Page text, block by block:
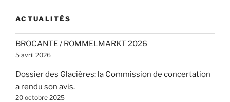
ACTUALITÉS
BROCANTE / ROMMELMARKT 2026
5 avril 2026
Dossier des Glacières: la Commission de concertation
a rendu son avis.
20 octobre 2025